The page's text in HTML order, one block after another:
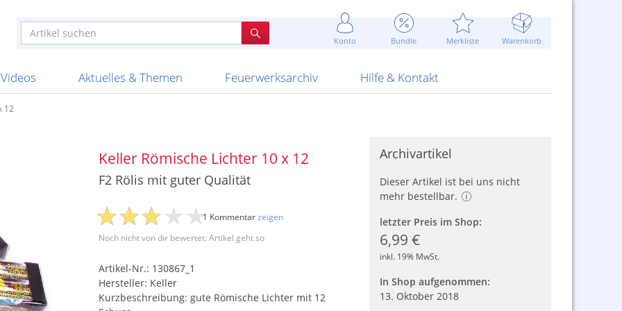
Konto Bundle Merkliste Warenkorb
Schallerzeuger P1
Feuerwerk T1
Schachteln und Attrappen
Streich- und Bengalhölzer
Blitzschnell...
Sommerpreise u.v.m.
Videos
Knallkörper
Batterien
Aktuelles & Themen
Ladenverkauf 2024
20 Jahre Feuerwerksvitrine
Ausnahmegenehmigung
Sammlertreffen
Feuerwerksarchiv
Fireworks Apel Feuerwerk Argento Feuerwerk ARS Pirotecnia
BKV Vuurwerk Bothmer Pyrotechnik
Hilfe & Kontakt
Bestellschluss
Altersnachweis
Versanddienste
Gewerbetreibende
Kontaktformular
AGB
12
Keller Römische Lichter 10 x 12
F2 Rölis mit guter Qualität
Noch nicht von dir bewertet: Artikel geht so
1 Kommentarzeigen
Artikel-Nr.: 130867_1
Hersteller: Keller
Kurzbeschreibung: gute Römische Lichter mit 12
Archivartikel
Dieser Artikel ist bei uns nicht
mehr bestellbar.
letzter Preis im Shop:
6,99 €
inkl. 19% MwSt.
In Shop aufgenommen:
13. Oktober 2018